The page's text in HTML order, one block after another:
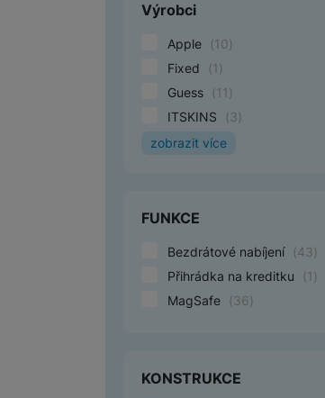
Výrobci
Apple (10)
Fixed
(1 )
Guess
(11 )
ITSKINS
(3)
zobrazit více
Speck
FUNKCE
Bezdrátové nabíjení (43)
Přihrádka na kreditku
(1 )
MagSafe
(36)
KONSTRUKCE